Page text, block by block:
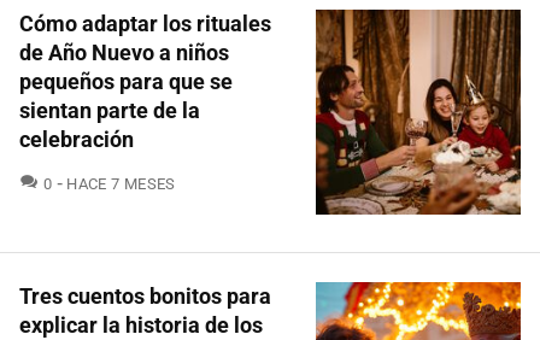
Cómo adaptar los rituales
de Año Nuevo a niños
pequeños para que se
sientan parte de la
celebración
0 COMENTARIOS
HACE 7 MESES
Tres cuentos bonitos para
explicar la historia de los